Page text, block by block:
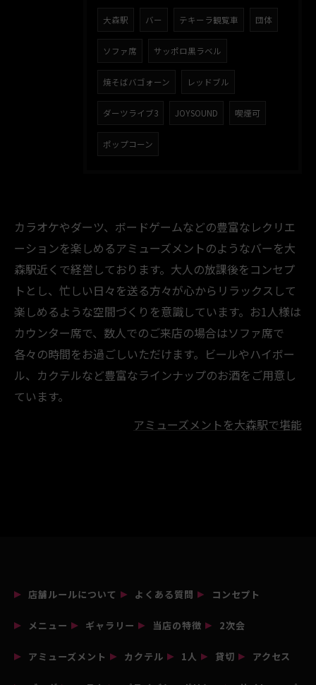
大森駅 バー テキーラ観覧車 団体
ソファ席 サッポロ黒ラベル
焼そばバゴォーン レッドブル
ダーツライブ3 JOYSOUND 喫煙可
ポップコーン
カラオケやダーツ、ボードゲームなどの豊富なレクリエ
ーションを楽しめるアミューズメントのようなバーを大
森駅近くで経営しております。大人の放課後をコンセプ
トとし、忙しい日々を送る方々が心からリラックスして
楽しめるような空間づくりを意識しています。お1人様は
カウンター席で、数人でのご来店の場合はソファ席で
各々の時間をお過ごしいただけます。ビールやハイボー
ル、カクテルなど豊富なラインナップのお酒をご用意し
ています。
アミューズメントを大森駅で堪能
店舗ルールについて よくある質問 コンセプト
メニュー ギャラリー 当店の特徴 2次会
アミューズメント カクテル 1人 貸切 アクセス